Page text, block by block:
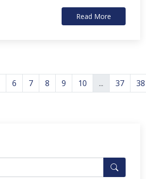
Read More
6 7 8 9 10 ... 37 38